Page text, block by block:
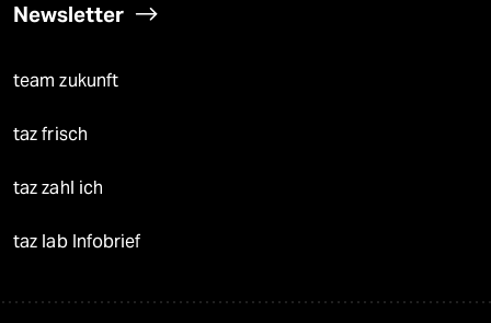
Newsletter
team zukunft
taz frisch
taz zahl ich
taz lab Infobrief